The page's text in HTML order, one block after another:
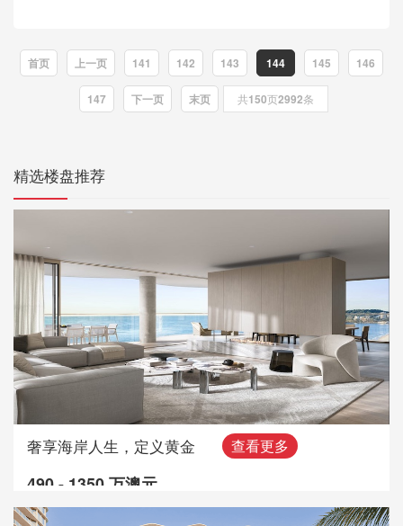
格的外部建筑设计，还有现代
风格的内部装潢。 墨尔本...
首页 上一页 141 142 143 144 145 146
147 下一页 末页 共150页2992条
精选楼盘推荐
奢享海岸人生，定义黄金
490 - 1350 万澳元
查看更多